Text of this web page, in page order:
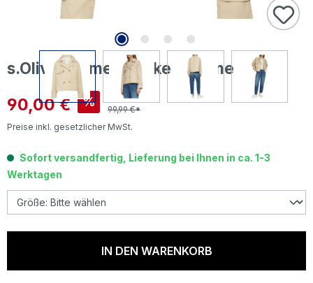
s.Oliver Damen Jacke sesame beige
Verkaufspreis:
90,00 € %
99,99 €*
Preise inkl. gesetzlicher MwSt.
Sofort versandfertig, Lieferung bei Ihnen in ca. 1-3
Werktagen
IN DEN WARENKORB